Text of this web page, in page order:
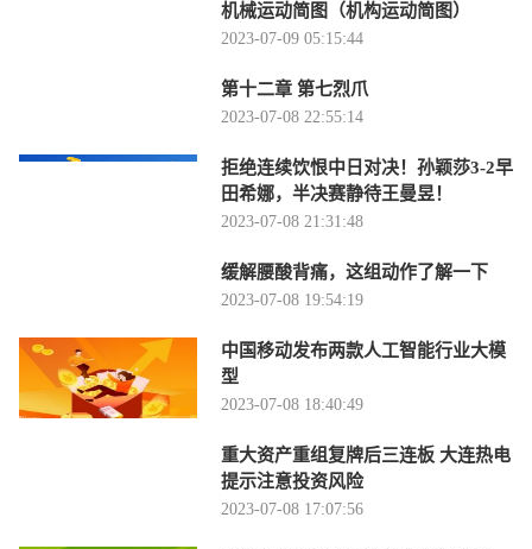
机械运动简图（机构运动简图）
2023-07-09 05:15:44
第十二章 第七烈爪
2023-07-08 22:55:14
拒绝连续饮恨中日对决！孙颖莎3-2早
田希娜，半决赛静待王曼昱！
2023-07-08 21:31:48
缓解腰酸背痛，这组动作了解一下
2023-07-08 19:54:19
中国移动发布两款人工智能行业大模
型
2023-07-08 18:40:49
重大资产重组复牌后三连板 大连热电
提示注意投资风险
2023-07-08 17:07:56